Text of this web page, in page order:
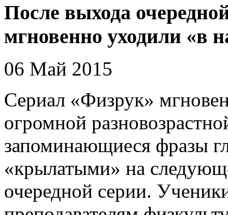
После выхода
мгновенно уходили «в
06 Май 2015
Сериал «Физрук»
огромной
запоминающиеся фразы
«крылатыми» на
очередной серии.